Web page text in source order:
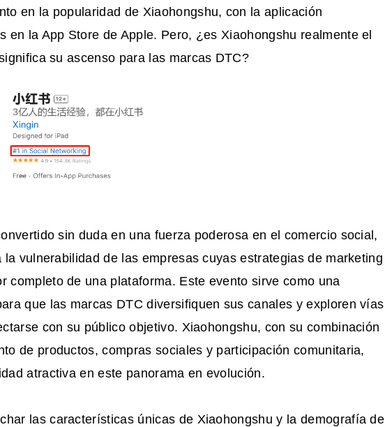
en la popularidad de Xiaohongshu, con la aplicación
en la App Store de Apple. Pero, ¿es Xiaohongshu realmente el
su ascenso para las marcas DTC?
sin duda en una fuerza poderosa en el comercio social,
la vulnerabilidad de las empresas cuyas estrategias de marketing
completo de una plataforma. Este evento sirve como una
que las marcas DTC diversifiquen sus canales y exploren vías
con su público objetivo. Xiaohongshu, con su combinación
de productos, compras sociales y participación comunitaria,
atractiva en este panorama en evolución.
las características únicas de Xiaohongshu y la demografía de